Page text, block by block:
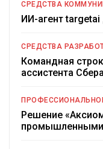
СРЕДСТВА
ИИ-агент targetai
СРЕДСТВА
Командная
ассистента
Решение
промышленными